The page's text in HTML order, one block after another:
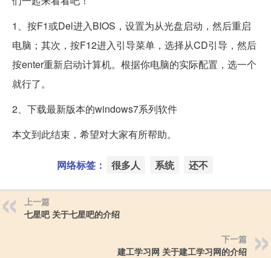
1、按F1或Del进入BIOS，设置为从光盘启动，然后重启
电脑；其次，按F12进入引导菜单，选择从CD引导，然后
按enter重新启动计算机。根据你电脑的实际配置，选一个
就行了。
2、下载最新版本的windows7系列软件
本文到此结束，希望对大家有所帮助。
网络标签： 很多人 系统 还不
上一篇
七星吧 关于七星吧的介绍
下一篇
建工学习网 关于建工学习网的介绍